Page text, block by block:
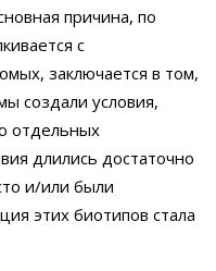
причина, по
с
заключается в том,
создали условия,
отдельных
длились достаточно
и/или были
этих биотипов стала